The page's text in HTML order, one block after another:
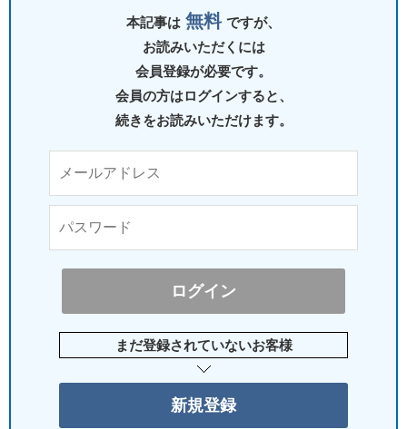
本記事は 無料 ですが、
お読みいただくには
会員登録が必要です。
会員の方はログインすると、
続きをお読みいただけます。
まだ登録されていないお客様